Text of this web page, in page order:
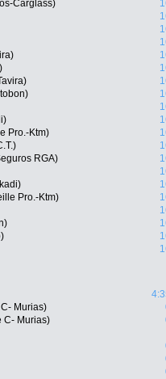
Carglass)
Pro.-Ktm)
RGA)
Pro.-Ktm)
Murias)
C- Murias)